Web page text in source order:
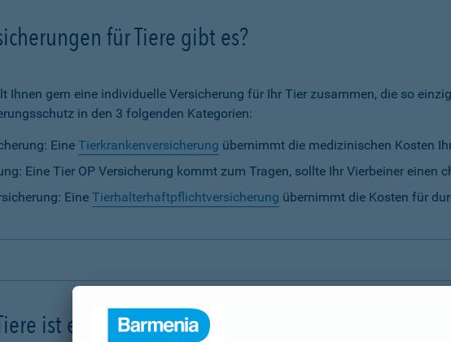
für Tiere gibt es?
Ihnen gern eine individuelle Versicherung für Ihr Tier zusammen, die so
in den 3 folgenden Kategorien:
Eine Tierkrankenversicherung übernimmt die medizinischen Kosten
Eine Tier OP Versicherung kommt zum Tragen, sollte Ihr Vierbeiner einen
Eine Tierhalterhaftpflichtversicherung übernimmt die Kosten für
ist eine Versicherung notwendig?